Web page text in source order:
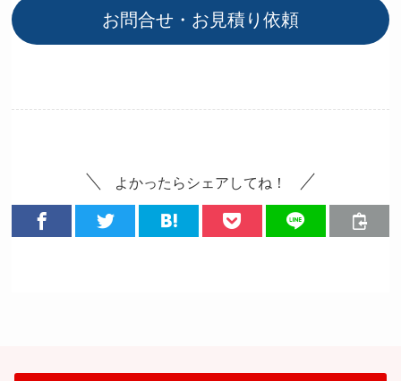
お問合せ・お見積り依頼
よかったらシェアしてね！